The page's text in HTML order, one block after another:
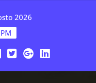
2026